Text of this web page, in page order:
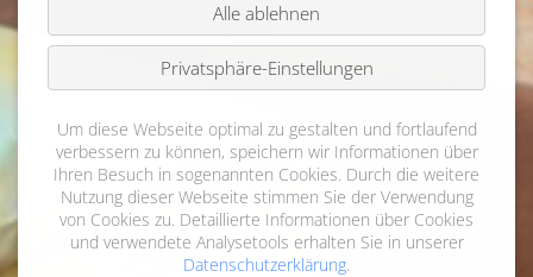
Alle ablehnen
Privatsphäre-Einstellungen
Um diese Webseite optimal zu gestalten und fortlaufend
verbessern zu können, speichern wir Informationen über
Ihren Besuch in sogenannten Cookies. Durch die weitere
Nutzung dieser Webseite stimmen Sie der Verwendung
von Cookies zu. Detaillierte Informationen über Cookies
und verwendete Analysetools erhalten Sie in unserer
Datenschutzerklärung.